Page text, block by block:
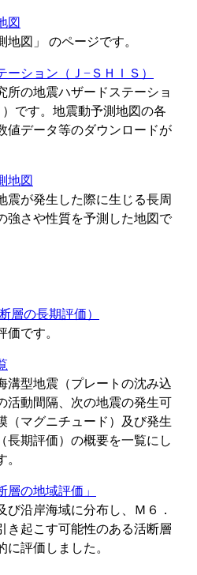
図
地図」 のページです。
ーション（Ｊ−ＳＨＩＳ）
所の地震ハザードステーショ
です。地震動予測地図の各
値データ等のダウンロードが
地図
震が発生した際に生じる長周
強さや性質を予測した地図で
層の長期評価）
価です。
溝型地震（プレートの沈み込
活動間隔、次の地震の発生可
（マグニチュード）及び発生
長期評価）の概要を一覧にし
層の地域評価」
び沿岸海域に分布し、Ｍ６．
き起こす可能性のある活断層
に評価しました。